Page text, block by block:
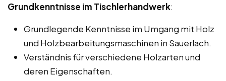
Grundkenntnisse im Tischlerhandwerk:
Grundlegende Kenntnisse im Umgang mit Holz
und Holzbearbeitungsmaschinen in Sauerlach.
Verständnis für verschiedene Holzarten und
deren Eigenschaften.